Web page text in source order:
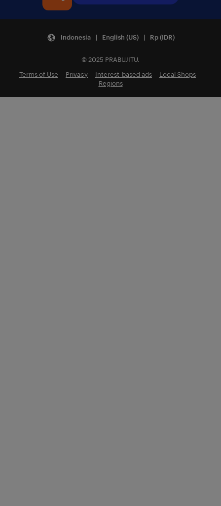
Indonesia | English (US) | Rp (IDR)
© 2025 PRABUJITU.
Terms of Use
Privacy Interest-based ads
Local Shops
Regions